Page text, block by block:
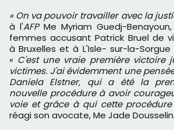
« On va pouvoir travailler avec la
à l'AFPMe Myriam Guedj-
femmes accusant Patrick Bruel de
à Bruxelles et à L'Isle- sur-la-Sorgue
« C'est une vraie première victoire
victimes. J'ai évidemment une
Daniela Elstner, qui a été la
nouvelle procédure à avoir
voie et grâce à qui cette
réagi son avocate, Me Jade Dousselin.